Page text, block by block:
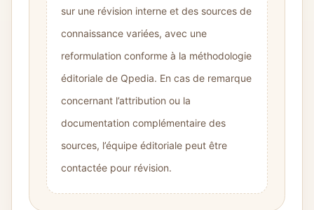
sur une révision interne et des sources de
connaissance variées, avec une
reformulation conforme à la méthodologie
éditoriale de Qpedia. En cas de remarque
concernant l’attribution ou la
documentation complémentaire des
sources, l’équipe éditoriale peut être
contactée pour révision.